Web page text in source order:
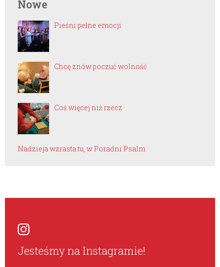
Nowe
Pieśni pełne emocji
Chcę znów poczuć wolność
Coś więcej niż rzecz
Nadzieja wzrasta tu, w Poradni Psalm
Jesteśmy na Instagramie!